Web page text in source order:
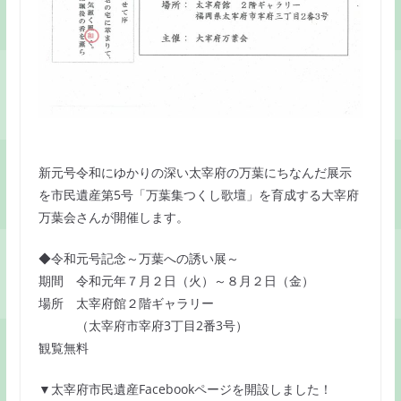
新元号令和にゆかりの深い太宰府の万葉にちなんだ展示
を市民遺産第5号「万葉集つくし歌壇」を育成する大宰府
万葉会さんが開催します。
◆令和元号記念～万葉への誘い展～
期間 令和元年７月２日（火）～８月２日（金）
場所 太宰府館２階ギャラリー
（太宰府市宰府3丁目2番3号）
観覧無料
▼太宰府市民遺産Facebookページを開設しました！